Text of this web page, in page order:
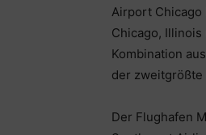
Airport Chicago
Chicago,
Kombination
der zweitgrößte
Der Flughafen